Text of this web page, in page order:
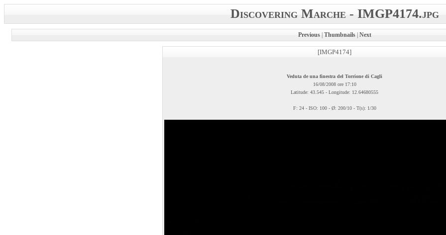
Discovering Marche - IMGP4174.jpg
Previous| Thumbnails| Next
[IMGP4174]
Veduta de una finestra del Torrione di Cagli
16/08/2008 ore 17:10
Latitude: 43.545 - Longitude: 12.64680555
F: 24 - ISO: 100 - Ø: 200/10 - T(s): 1/30